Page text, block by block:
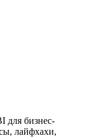
для бизнес-
лайфхахи,